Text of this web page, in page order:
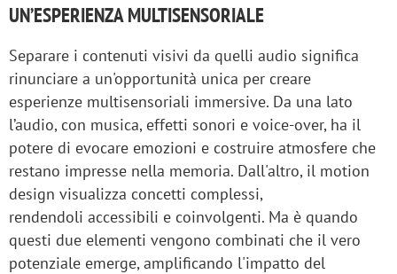
UN’ESPERIENZA MULTISENSORIALE
Separare i contenuti visivi da quelli audio significa
rinunciare a un'opportunità unica per creare
esperienze multisensoriali immersive. Da una lato
l’audio, con musica, effetti sonori e voice-over, ha il
potere di evocare emozioni e costruire atmosfere che
restano impresse nella memoria. Dall'altro, il motion
design visualizza concetti complessi,
rendendoli accessibili e coinvolgenti. Ma è quando
questi due elementi vengono combinati che il vero
potenziale emerge, amplificando l'impatto del